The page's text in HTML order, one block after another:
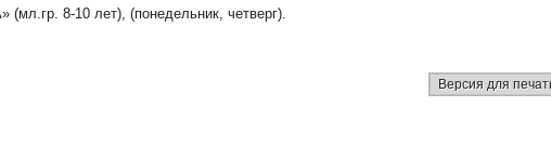
8-10 лет), (понедельник, четверг).
Версия для